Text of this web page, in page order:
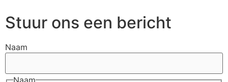
Stuur ons een bericht
Naam
Naam